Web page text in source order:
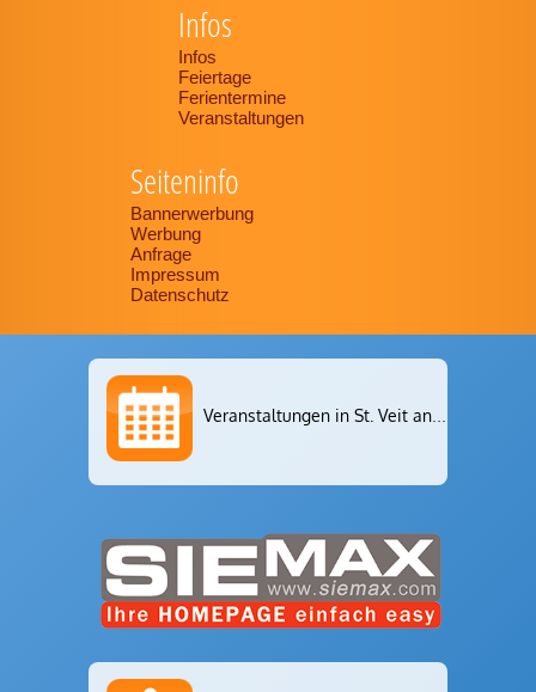
Infos
Infos
Feiertage
Ferientermine
Veranstaltungen
Seiteninfo
Bannerwerbung
Werbung
Anfrage
Impressum
Datenschutz
Veranstaltungen in St. Veit an der Glan